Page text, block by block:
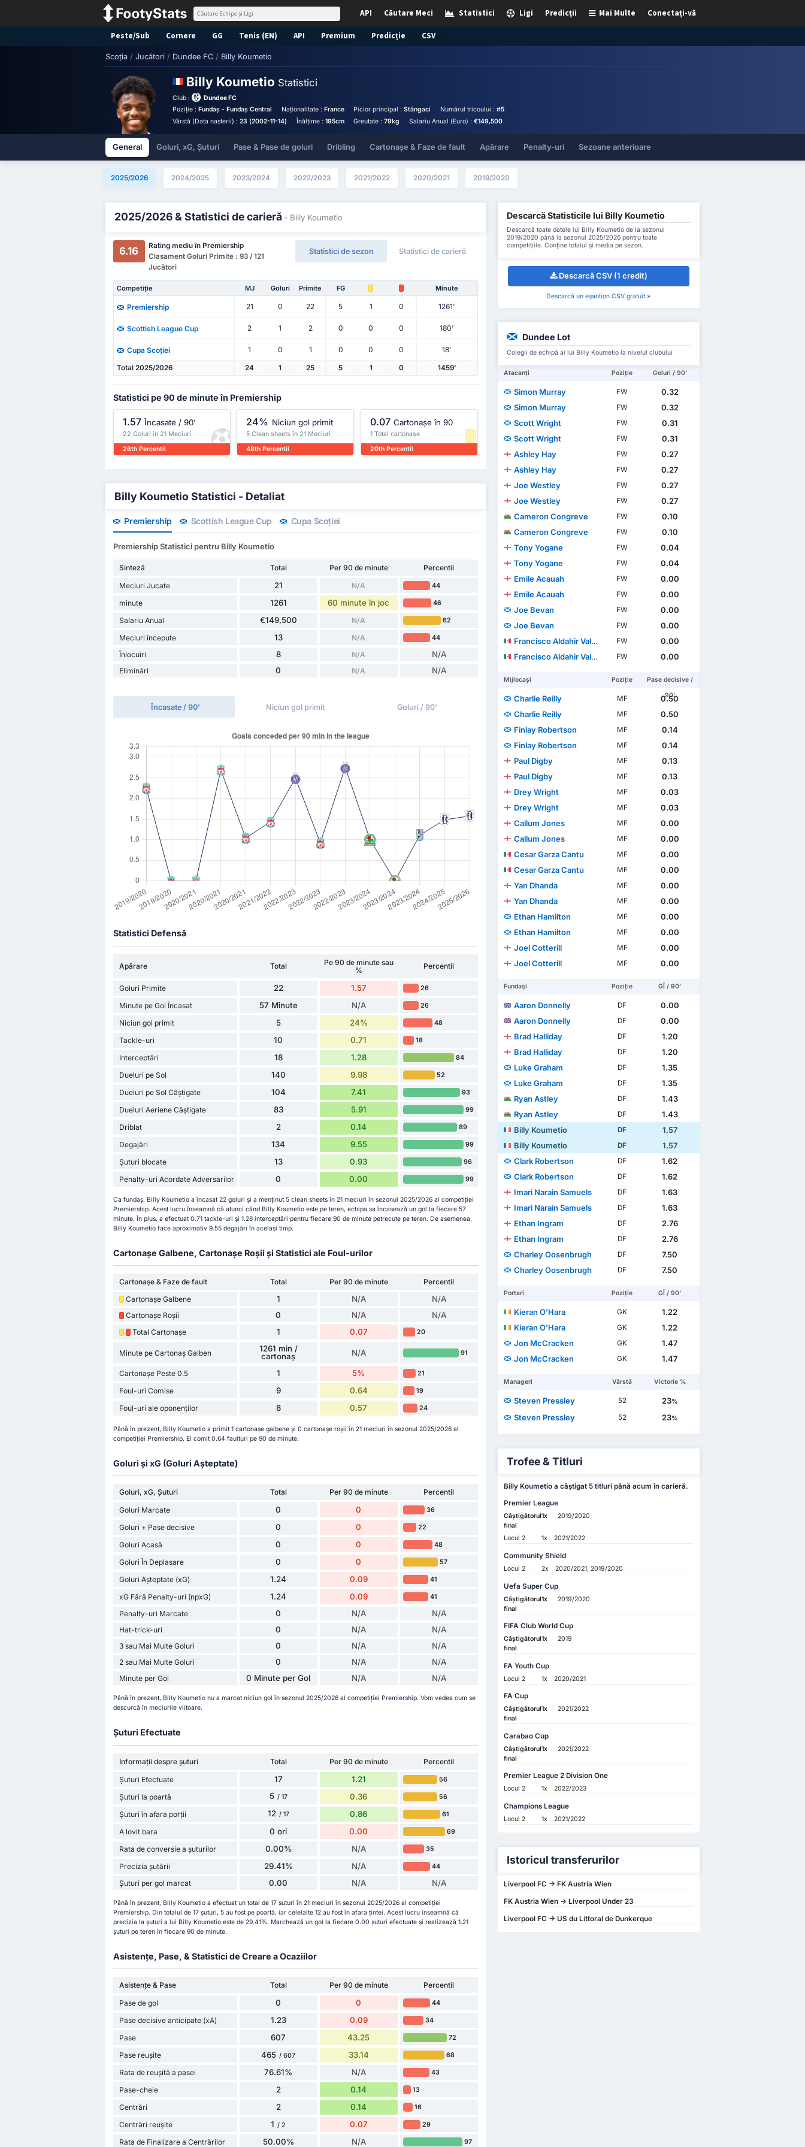
Conectați-vă
Mai Multe
Predicții
Ligi
Statistici
Căutare Meci
API
Peste/Sub Cornere GG Tenis (EN) API Premium Predicție CSV
Scoția / Jucători / Dundee FC / Billy Koumetio
Billy Koumetio Statistici
Club :
Dundee FC
Poziție :Fundaș - Fundaș Central Naționalitate : France Picior principal :Stângaci Numărul tricoului : #5
Vârstă (Data nașterii) :23 (2002-11-14) Înălțime : 195cm Greutate :79kg Salariu Anual (Euro) : €149,500
General Goluri, xG, Șuturi Pase & Pase de goluri Dribling Cartonașe & Faze de fault Apărare Penalty-uri Sezoane anterioare
2025/2026 2024/2025 2023/2024 2022/2023 2021/2022 2020/2021 2019/2020
2025/2026 & Statistici de carieră - Billy Koumetio
6.16
Rating mediu în Premiership
Clasament Goluri Primite : 93 / 121
Jucători
Statistici de sezon Statistici de carieră
Competiție MJ Goluri Primite FG Minute
Premiership 21 0 22 5 1 0 1261'
Scottish League Cup 2 1 2 0 0 0 180'
Cupa Scoției 1 0 1 0 0 0 18'
Total 2025/2026 24 1 25 5 1 0 1459'
Statistici pe 90 de minute în Premiership
1.57 Încasate / 90'
22 Goluri în 21 Meciuri
26th Percentil
24% Niciun gol primit
5 Clean sheets în 21 Meciuri
48th Percentil
0.07 Cartonașe în 90
1 Total cartonașe
20th Percentil
Billy Koumetio Statistici - Detaliat
Premiership Scottish League Cup Cupa Scoției
Premiership Statistici pentru Billy Koumetio
Sinteză Total Per 90 de minute
Percentil
Meciuri Jucate
21 N/A 44
minute 1261 60 minute în joc 46
Salariu Anual €149,500 N/A 62
Meciuri începute 13 N/A 44
Înlocuiri 8 N/A N/A
Eliminări 0 N/A N/A
Încasate / 90' Niciun gol primit Goluri / 90'
Statistici Defensă
Apărare Total
Pe 90 de minute sau
%
Percentil
Goluri Primite 22 1.57 26
Minute pe Gol Încasat 57 Minute N/A 26
Niciun gol primit 5 24% 48
Tackle-uri 10 0.71 18
Interceptări 18 1.28 84
Dueluri pe Sol 140 9.98 52
Dueluri pe Sol Câștigate 104 7.41 93
Dueluri Aeriene Câștigate 83 5.91 99
Driblat 2 0.14 89
Degajări 134 9.55 99
Șuturi blocate 13 0.93 96
Penalty-uri Acordate Adversarilor 0 0.00 99
Ca fundaș, Billy Koumetio a încasat 22 goluri și a menținut 5 clean sheets în 21 meciuri în sezonul 2025/2026 al competiției
Premiership. Acest lucru înseamnă că atunci când Billy Koumetio este pe teren, echipa sa încasează un gol la fiecare 57
minute. În plus, a efectuat 0.71 tackle-uri și 1.28 interceptări pentru fiecare 90 de minute petrecute pe teren. De asemenea,
Billy Koumetio face aproximativ 9.55 degajări în același timp.
Cartonașe Galbene, Cartonașe Roșii și Statistici ale Foul-urilor
Cartonașe & Faze de fault Total Per 90 de minute
Percentil
Cartonașe Galbene
1 N/A N/A
Cartonașe Roșii 0 N/A N/A
Total Cartonașe 1 0.07 20
Minute pe Cartonaș Galben
1261 min /
cartonaș
N/A 91
Cartonașe Peste 0.5 1 5% 21
Foul-uri Comise 9 0.64 19
Foul-uri ale oponenților 8 0.57 24
Până în prezent, Billy Koumetio a primit 1 cartonașe galbene și 0 cartonașe roșii în 21 meciuri în sezonul 2025/2026 al
competiției Premiership. Ei comit 0.64 faulturi pe 90 de minute.
Goluri și xG (Goluri Așteptate)
Goluri, xG, Șuturi Total Per 90 de minute
Percentil
Goluri Marcate
0 0 36
Goluri + Pase decisive 0 0 22
Goluri Acasă 0 0 48
Goluri În Deplasare 0 0 57
Goluri Așteptate (xG) 1.24 0.09 41
xG Fără Penalty-uri (npxG) 1.24 0.09 41
Penalty-uri Marcate 0 N/A N/A
Hat-trick-uri 0 N/A N/A
3 sau Mai Multe Goluri 0 N/A N/A
2 sau Mai Multe Goluri 0 N/A N/A
Minute per Gol 0 Minute per Gol N/A N/A
Până în prezent, Billy Koumetio nu a marcat niciun gol în sezonul 2025/2026 al competiției Premiership. Vom vedea cum se
descurcă în meciurile viitoare.
Șuturi Efectuate
Informații despre șuturi Total Per 90 de minute
Percentil
Șuturi Efectuate
17 1.21 56
Șuturi la poartă 5 / 17 0.36 56
Șuturi în afara porții 12 / 17 0.86 61
A lovit bara 0 ori 0.00 69
Rata de conversie a șuturilor 0.00% N/A 35
Precizia șutării 29.41% N/A 44
Șuturi per gol marcat 0.00 N/A N/A
Până în prezent, Billy Koumetio a efectuat un total de 17 șuturi în 21 meciuri în sezonul 2025/2026 al competiției
Premiership. Din totalul de 17 șuturi, 5 au fost pe poartă, iar celelalte 12 au fost în afara țintei. Acest lucru înseamnă că
precizia la șuturi a lui Billy Koumetio este de 29.41%. Marchează un gol la fiecare 0.00 șuturi efectuate și realizează 1.21
șuturi pe teren în fiecare 90 de minute.
Asistențe, Pase, & Statistici de Creare a Ocaziilor
Asistențe & Pase Total Per 90 de minute
Percentil
Pase de gol
0 0 44
Pase decisive anticipate (xA) 1.23 0.09 34
Pase 607 43.25 72
Pase reușite 465 / 607 33.14 68
Rata de reușită a pasei 76.61% N/A 43
Pase-cheie 2 0.14 13
Centrări 2 0.14 16
Centrări reușite 1 / 2 0.07 29
Rata de Finalizare a Centrărilor 50.00% N/A 97
Descarcă Statisticile lui Billy Koumetio
Descarcă toate datele lui Billy Koumetio de la sezonul
2019/2020 până la sezonul 2025/2026 pentru toate
competițiile. Conține totalul și media pe sezon.
Descarcă CSV (1 credit)
Descarcă un eșantion CSV gratuit »
Dundee Lot
Colegii de echipă ai lui Billy Koumetio la nivelul clubului
Atacanți Poziție Goluri / 90'
Simon Murray FW
0.32
Simon Murray
FW
0.32
Scott Wright
FW
0.31
Scott Wright
FW
0.31
Ashley Hay
FW
0.27
Ashley Hay
FW
0.27
Joe Westley
FW
0.27
Joe Westley
FW
0.27
Cameron Congreve
FW
0.10
Cameron Congreve
FW
0.10
Tony Yogane
FW
0.04
Tony Yogane
FW
0.04
Emile Acauah
FW
0.00
Emile Acauah
FW
0.00
Joe Bevan
FW
0.00
Joe Bevan
FW
0.00
Francisco Aldahir Valenzuela López
FW
0.00
Francisco Aldahir Valenzuela López
FW 0.00
Mijlocași Poziție
Pase decisive /
90'
Charlie Reilly MF
0.50
Charlie Reilly
MF
0.50
Finlay Robertson
MF
0.14
Finlay Robertson
MF
0.14
Paul Digby
MF
0.13
Paul Digby
MF
0.13
Drey Wright
MF
0.03
Drey Wright
MF
0.03
Callum Jones
MF
0.00
Callum Jones
MF
0.00
Cesar Garza Cantu
MF
0.00
Cesar Garza Cantu
MF
0.00
Yan Dhanda
MF
0.00
Yan Dhanda
MF
0.00
Ethan Hamilton
MF
0.00
Ethan Hamilton
MF
0.00
Joel Cotterill
MF
0.00
Joel Cotterill
MF 0.00
Fundași Poziție GÎ / 90'
Aaron Donnelly DF
0.00
Aaron Donnelly
DF
0.00
Brad Halliday
DF
1.20
Brad Halliday
DF
1.20
Luke Graham
DF
1.35
Luke Graham
DF
1.35
Ryan Astley
DF
1.43
Ryan Astley
DF
1.43
Billy Koumetio
DF
1.57
Billy Koumetio
DF
1.57
Clark Robertson
DF
1.62
Clark Robertson
DF
1.62
Imari Narain Samuels
DF
1.63
Imari Narain Samuels
DF
1.63
Ethan Ingram
DF
2.76
Ethan Ingram
DF
2.76
Charley Oosenbrugh
DF
7.50
Charley Oosenbrugh
DF 7.50
Portari Poziție GÎ / 90'
Kieran O'Hara GK
1.22
Kieran O'Hara
GK
1.22
Jon McCracken
GK
1.47
Jon McCracken
GK 1.47
Manageri Vârstă Victorie %
Steven Pressley 52 23%
Steven Pressley 52 23%
Trofee & Titluri
Billy Koumetio a câștigat 5 titluri până acum în carieră.
Premier League
Câștigătorul
final
1x 2019/2020
Locul 2 1x 2021/2022
Community Shield
Locul 2 2x 2020/2021, 2019/2020
Uefa Super Cup
Câștigătorul
final
1x 2019/2020
FIFA Club World Cup
Câștigătorul
final
1x 2019
FA Youth Cup
Locul 2 1x 2020/2021
FA Cup
Câștigătorul
final
1x 2021/2022
Carabao Cup
Câștigătorul
final
1x 2021/2022
Premier League 2 Division One
Locul 2 1x 2022/2023
Champions League
Locul 2 1x 2021/2022
Istoricul transferurilor
Liverpool FC -> FK Austria Wien
FK Austria Wien -> Liverpool Under 23
Liverpool FC -> US du Littoral de Dunkerque